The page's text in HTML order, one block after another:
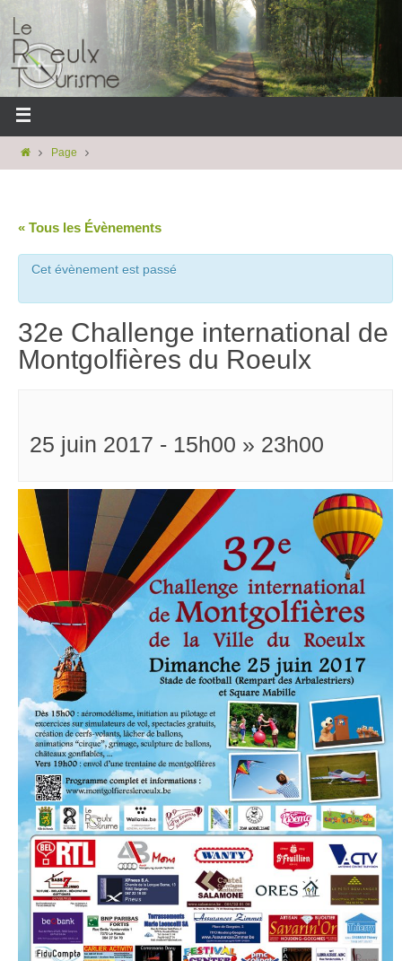
Page
« Tous les Évènements
Cet évènement est passé
32e Challenge international de
Montgolfières du Roeulx
25 juin 2017 - 15h00 » 23h00